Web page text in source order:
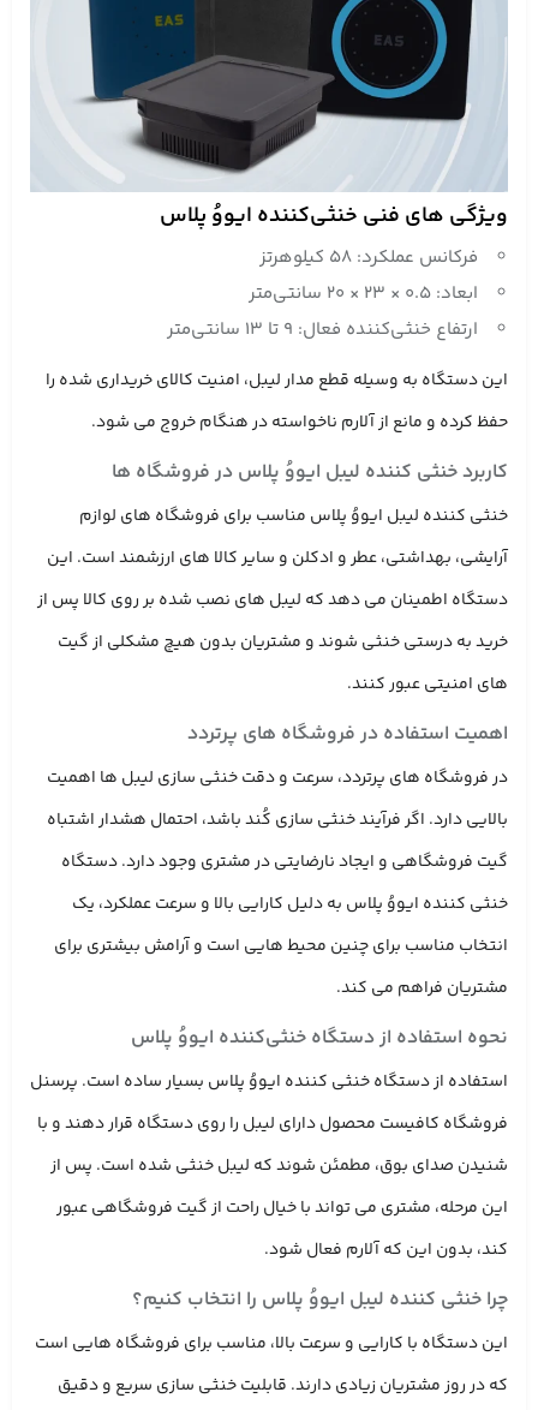
ویژگی‌ های فنی خنثی‌کننده ایووُ پلاس
فرکانس عملکرد: 58 کیلوهرتز
ابعاد: 0.5 × 23 × 20 سانتی‌متر
ارتفاع خنثی‌کننده فعال: 9 تا 13 سانتی‌متر
این دستگاه به وسیله قطع مدار لیبل، امنیت کالای خریداری ‌شده را
حفظ کرده و مانع از آلارم ناخواسته در هنگام خروج می‌ شود.
کاربرد خنثی‌ کننده لیبل ایووُ پلاس در فروشگاه‌ ها
خنثی‌ کننده لیبل ایووُ پلاس مناسب برای فروشگاه‌ های لوازم
آرایشی، بهداشتی، عطر و ادکلن و سایر کالا های ارزشمند است. این
دستگاه اطمینان می ‌دهد که لیبل ‌های نصب‌ شده بر روی کالا پس از
خرید به ‌درستی خنثی شوند و مشتریان بدون هیچ مشکلی از گیت
‌های امنیتی عبور کنند.
اهمیت استفاده در فروشگاه‌ های پرتردد
در فروشگاه ‌های پرتردد، سرعت و دقت خنثی‌ سازی لیبل ‌ها اهمیت
بالایی دارد. اگر فرآیند خنثی سازی کُند باشد، احتمال هشدار اشتباه
گیت فروشگاهی و ایجاد نارضایتی در مشتری وجود دارد. دستگاه
خنثی کننده ایووُ پلاس به دلیل کارایی بالا و سرعت عملکرد، یک
انتخاب مناسب برای چنین محیط ‌هایی است و آرامش بیشتری برای
مشتریان فراهم می‌ کند.
نحوه استفاده از دستگاه خنثی‌کننده ایووُ پلاس
استفاده از دستگاه خنثی کننده ایووُ پلاس بسیار ساده است. پرسنل
فروشگاه کافیست محصول دارای لیبل را روی دستگاه قرار دهند و با
شنیدن صدای بوق، مطمئن شوند که لیبل خنثی شده است. پس از
این مرحله، مشتری می ‌تواند با خیال راحت از گیت فروشگاهی عبور
کند، بدون این که آلارم فعال شود.
چرا خنثی‌ کننده لیبل ایووُ پلاس را انتخاب کنیم؟
این دستگاه با کارایی و سرعت بالا، مناسب برای فروشگاه ‌هایی است
که در روز مشتریان زیادی دارند. قابلیت خنثی‌ سازی سریع و دقیق